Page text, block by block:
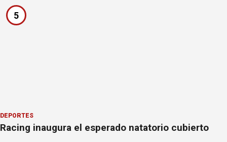
5
DEPORTES
Racing inaugura el esperado natatorio cubierto